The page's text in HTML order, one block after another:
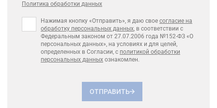
Политика обработки данных
Нажимая кнопку «Отправить», я даю свое согласие на
обработку персональных данных, в соответствии с
Федеральным законом от 27.07.2006 года №152-ФЗ «О
персональных данных», на условиях и для целей,
определенных в Согласии, с политикой обработки
персональных данных ознакомлен.
ОТПРАВИТЬ